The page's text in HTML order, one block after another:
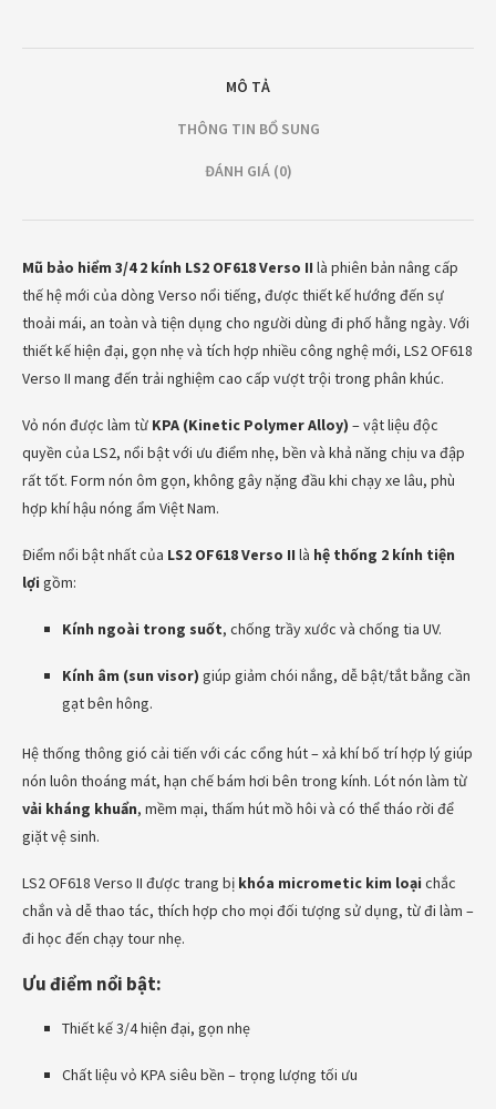
MÔ TẢ
THÔNG TIN BỔ SUNG
ĐÁNH GIÁ (0)
Mũ bảo hiểm 3/4 2 kính LS2 OF618 Verso II là phiên bản nâng cấp
thế hệ mới của dòng Verso nổi tiếng, được thiết kế hướng đến sự
thoải mái, an toàn và tiện dụng cho người dùng đi phố hằng ngày. Với
thiết kế hiện đại, gọn nhẹ và tích hợp nhiều công nghệ mới, LS2 OF618
Verso II mang đến trải nghiệm cao cấp vượt trội trong phân khúc.
Vỏ nón được làm từ KPA (Kinetic Polymer Alloy) – vật liệu độc
quyền của LS2, nổi bật với ưu điểm nhẹ, bền và khả năng chịu va đập
rất tốt. Form nón ôm gọn, không gây nặng đầu khi chạy xe lâu, phù
hợp khí hậu nóng ẩm Việt Nam.
Điểm nổi bật nhất của LS2 OF618 Verso II là hệ thống 2 kính tiện
lợi gồm:
Kính ngoài trong suốt, chống trầy xước và chống tia UV.
Kính âm (sun visor) giúp giảm chói nắng, dễ bật/tắt bằng cần
gạt bên hông.
Hệ thống thông gió cải tiến với các cổng hút – xả khí bố trí hợp lý giúp
nón luôn thoáng mát, hạn chế bám hơi bên trong kính. Lót nón làm từ
vải kháng khuẩn, mềm mại, thấm hút mồ hôi và có thể tháo rời để
giặt vệ sinh.
LS2 OF618 Verso II được trang bị khóa micrometic kim loại chắc
chắn và dễ thao tác, thích hợp cho mọi đối tượng sử dụng, từ đi làm –
đi học đến chạy tour nhẹ.
Ưu điểm nổi bật:
Thiết kế 3/4 hiện đại, gọn nhẹ
Chất liệu vỏ KPA siêu bền – trọng lượng tối ưu